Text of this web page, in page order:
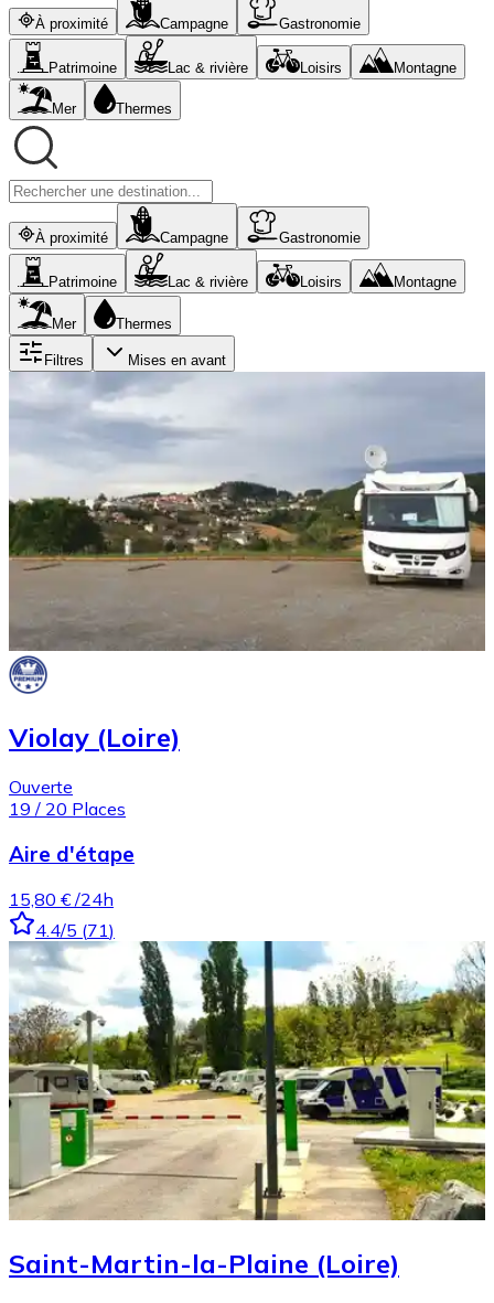
À proximité Campagne Gastronomie
Patrimoine Lac & rivière Loisirs Montagne
Mer Thermes
À proximité Campagne Gastronomie
Patrimoine Lac & rivière Loisirs Montagne
Mer Thermes
Filtres Mises en avant
Violay (Loire)
Ouverte
19 / 20 Places
Aire d'étape
15,80 € /24h
4.4/5 (71)
Saint-Martin-la-Plaine (Loire)